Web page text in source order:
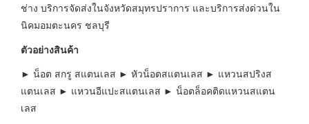
ช่าง บริการจัดส่งในจังหวัดสมุทรปราการ และบริการส่งด่วนใน
นิคมอมตะนคร ชลบุรี
ตัวอย่างสินค้า
► น็อต สกรู สแตนเลส ► หัวน็อตสแตนเลส ► แหวนสปริงส
แตนเลส ► แหวนอีแปะสแตนเลส ► น็อตล็อคติดแหวนสแตน
เลส